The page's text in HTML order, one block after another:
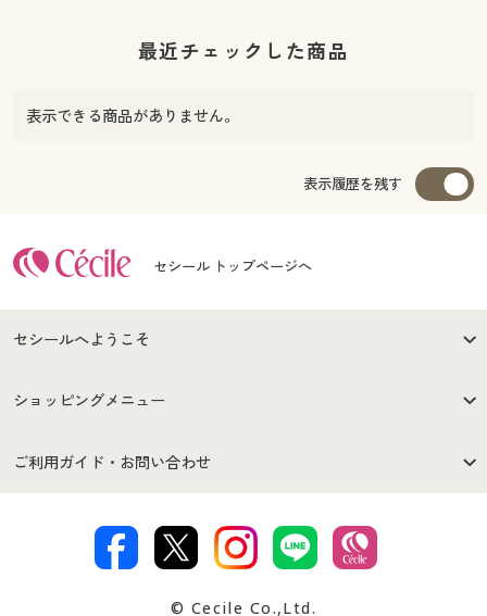
最近チェックした商品
表示できる商品がありません。
表示履歴を残す
セシール トップページへ
セシールへようこそ
はじめての方へ
セシールご利用規約
著作権・商標について 会社案内
ショッピングメニュー
商品カテゴリ
ご利用ガイド・お問い合わせ
交換・返品は お支払は
© Cecile Co.,Ltd.